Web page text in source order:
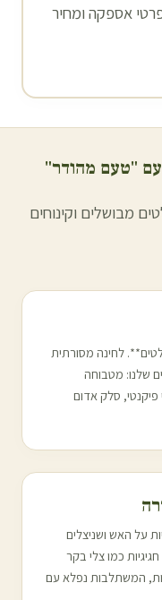
אספקה ומחיר
עם "טעם מהודר"
מבושלים וקינוחים
58 ש"ח מאפשר לכם לבחור **7 סלטים**. לחינה מסורתית
שלנו: מטבוחה
פיקנטי, סלק אדום
על האש ושניצלים
כמו צלי בקר
המשתלבות נפלא עם